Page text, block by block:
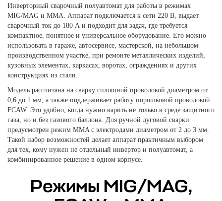
Инверторный сварочный полуавтомат для работы в режимах
MIG/MAG и MMA. Аппарат подключается к сети 220 В, выдает
сварочный ток до 180 А и подходит для задач, где требуется
компактное, понятное и универсальное оборудование. Его можно
использовать в гараже, автосервисе, мастерской, на небольшом
производственном участке, при ремонте металлических изделий,
кузовных элементах, каркасах, воротах, ограждениях и других
конструкциях из стали.
Модель рассчитана на сварку сплошной проволокой диаметром от
0,6 до 1 мм, а также поддерживает работу порошковой проволокой
FCAW. Это удобно, когда нужно варить не только в среде защитного
газа, но и без газового баллона. Для ручной дуговой сварки
предусмотрен режим MMA с электродами диаметром от 2 до 3 мм.
Такой набор возможностей делает аппарат практичным выбором
для тех, кому нужен не отдельный инвертор и полуавтомат, а
комбинированное решение в одном корпусе.
Режимы MIG/MAG,